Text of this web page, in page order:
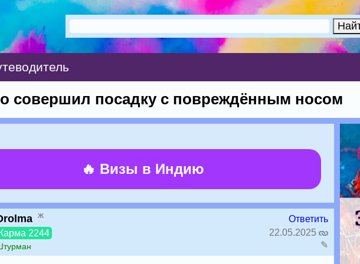
совершил посадку с повреждённым носом
🔥 Визы в Индию
ж
Карма 2244
Ответить
22.05.2025
✎